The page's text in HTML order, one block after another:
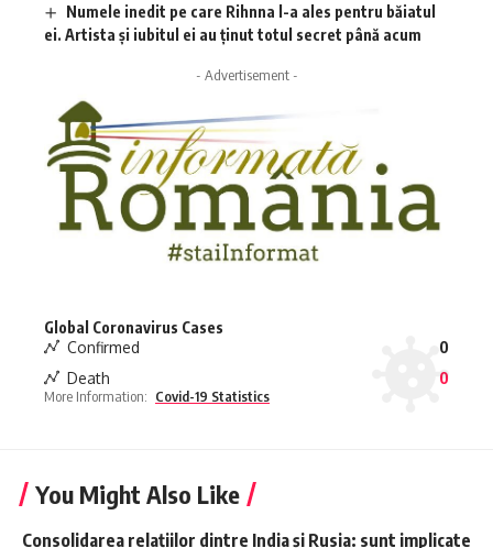
Numele inedit pe care Rihnna l-a ales pentru băiatul
ei. Artista și iubitul ei au ținut totul secret până acum
- Advertisement -
Global Coronavirus Cases
Confirmed
0
Death
0
More Information: Covid-19 Statistics
You Might Also Like
Consolidarea relațiilor dintre India și Rusia: sunt implicate